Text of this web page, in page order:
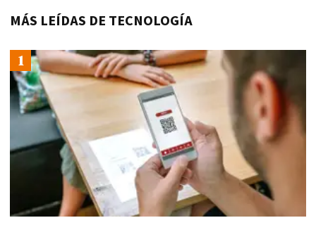
MÁS LEÍDAS DE TECNOLOGÍA